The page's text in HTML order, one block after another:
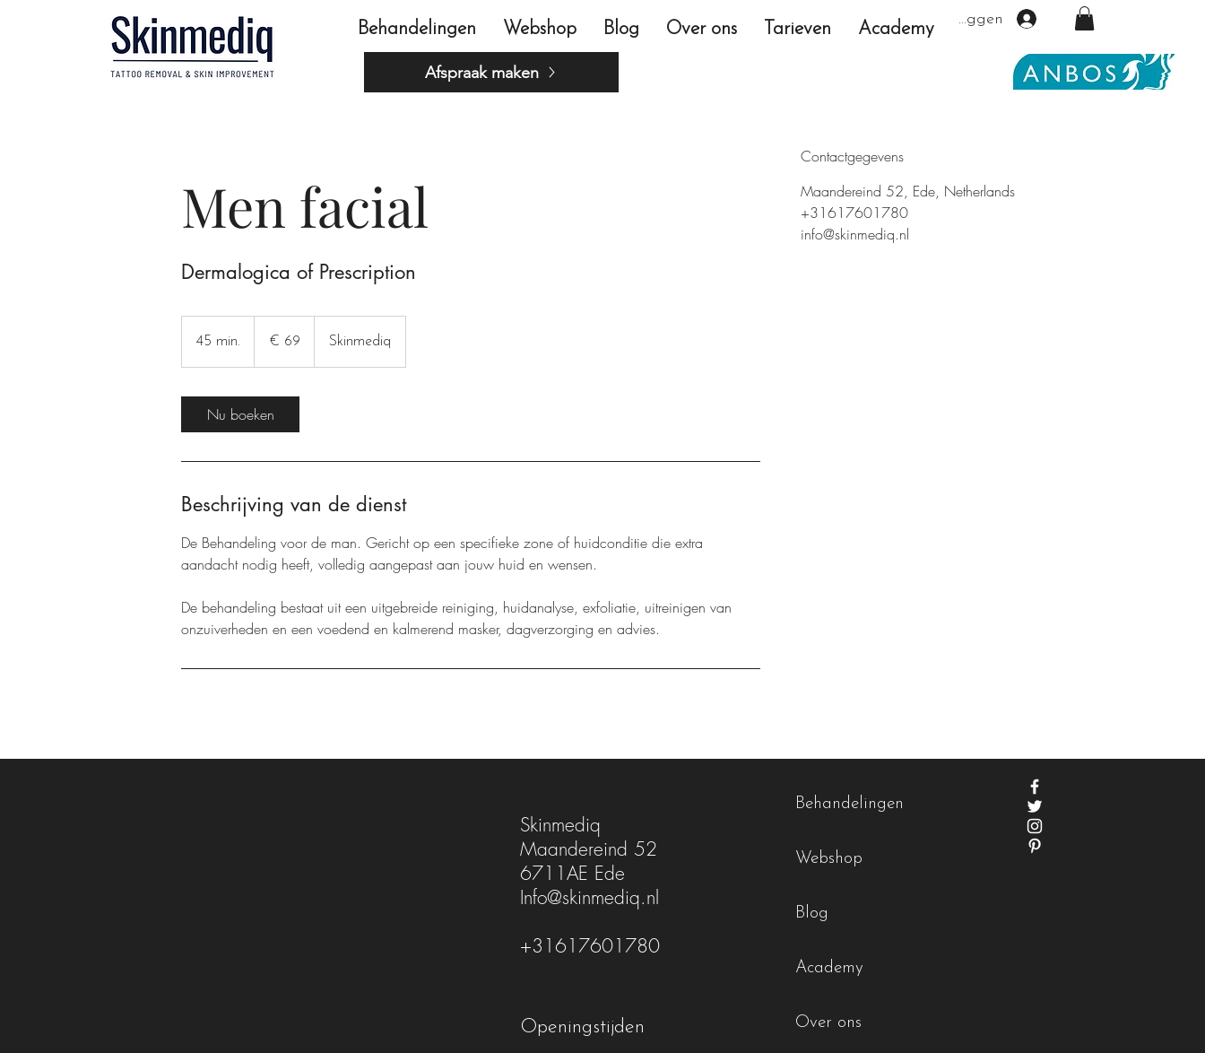
Behandelingen Webshop Blog Over ons Tarieven Academy
Afspraak maken
Inloggen
Men facial
Dermalogica of Prescription
45 min.
5
€ 69 Skinmediq
Nu boeken
Beschrijving van de dienst
De Behandeling voor de man. Gericht op een specifieke zone of huidconditie die extra
aandacht nodig heeft, volledig aangepast aan jouw huid en wensen.
De behandeling bestaat uit een uitgebreide reiniging, huidanalyse, exfoliatie, uitreinigen van
onzuiverheden en een voedend en kalmerend masker, dagverzorging en advies.
Contactgegevens
Maandereind 52, Ede, Netherlands
+31617601780
info@skinmediq.nl
Skinmediq
Maandereind 52
6711AE Ede
Info@skinmediq.nl
+31617601780
Behandelingen
Webshop
Blog
Academy
Over ons
Openingstijden